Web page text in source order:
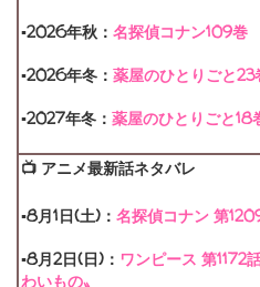
ハローアニメ
▪2026年秋： 名探偵コナン109巻
▪2026年冬： 薬屋のひとりごと23
▪2027年冬： 薬屋のひとりごと18
📺 アニメ最新話ネタバレ
▪8月1日(土)： 名探偵コナン 第
▪8月2日(日)： ワンピース 第1172
わいもの〟